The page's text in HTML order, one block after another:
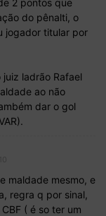
do pênalti, o
jogador titular por
ladrão Rafael
ao não
dar o gol
maldade mesmo, e
regra q por sinal,
( é so ter um